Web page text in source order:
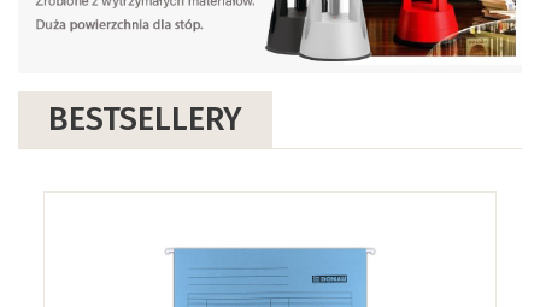
BESTSELLERY